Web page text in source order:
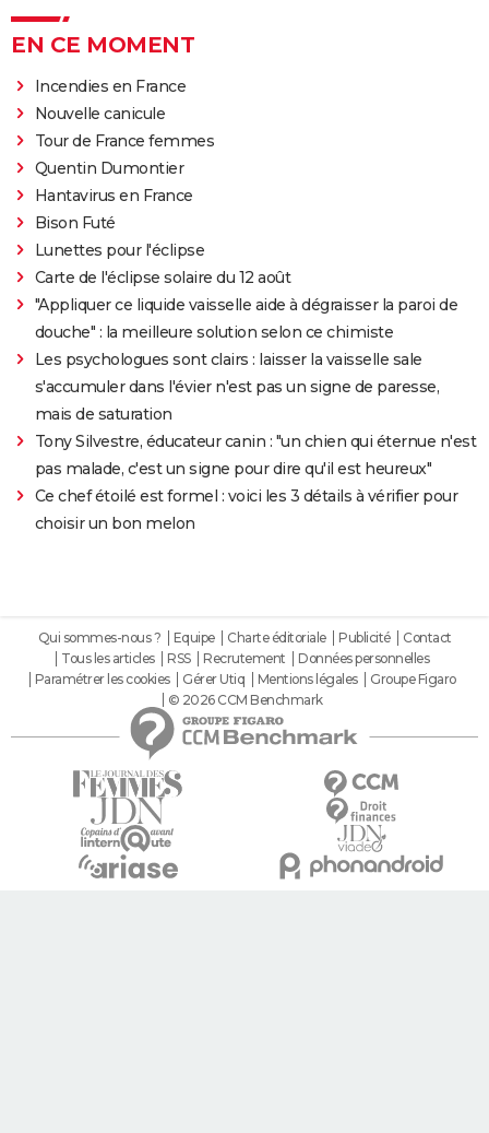
EN CE MOMENT
Incendies en France
Nouvelle canicule
Tour de France femmes
Quentin Dumontier
Hantavirus en France
Bison Futé
Lunettes pour l'éclipse
Carte de l'éclipse solaire du 12 août
"Appliquer ce liquide vaisselle aide à dégraisser la paroi de
douche" : la meilleure solution selon ce chimiste
Les psychologues sont clairs : laisser la vaisselle sale
s'accumuler dans l'évier n'est pas un signe de paresse,
mais de saturation
Tony Silvestre, éducateur canin : "un chien qui éternue n'est
pas malade, c'est un signe pour dire qu'il est heureux"
Ce chef étoilé est formel : voici les 3 détails à vérifier pour
choisir un bon melon
Qui sommes-nous ? Equipe Charte éditoriale Publicité
Contact
Tous les articles
RSS Recrutement
Données personnelles
Paramétrer les cookies
Gérer Utiq Mentions légales
Groupe Figaro
© 2026 CCM Benchmark